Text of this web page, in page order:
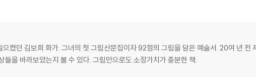
켰던 김보희 화가. 그녀의 첫 그림산문집이자 92점의 그림을 담은 예술서. 20여 년 전
들을 바라보았는지 볼 수 있다. 그림만으로도 소장가치가 충분한 책.